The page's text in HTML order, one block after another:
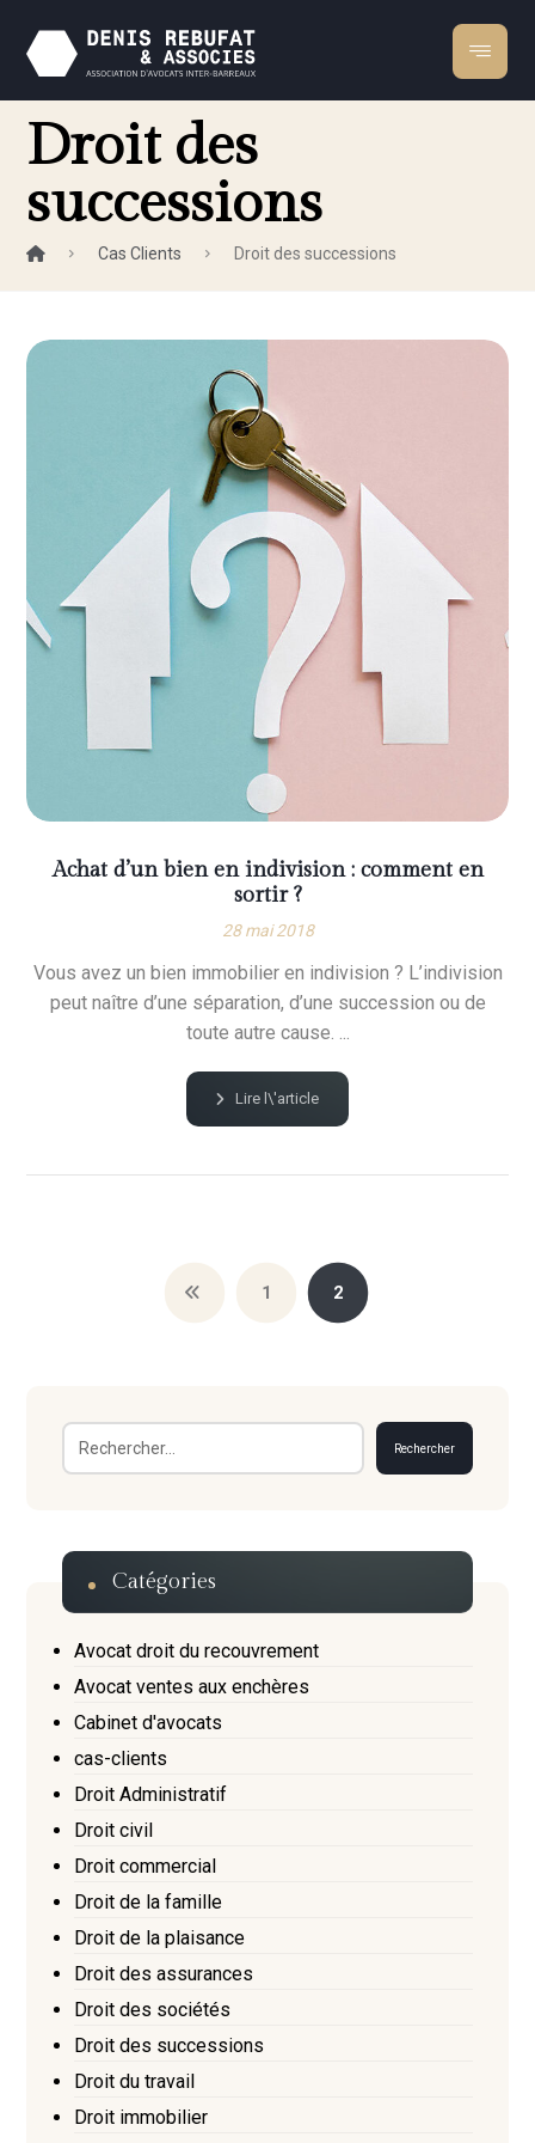
Droit des
successions
Cas Clients Droit des successions
Achat d’un bien en indivision : comment en
sortir ?
28 mai 2018
Vous avez un bien immobilier en indivision ? L’indivision
peut naître d’une séparation, d’une succession ou de
toute autre cause. ...
Lire l\'article
1 2
Rechercher
Catégories
Avocat droit du recouvrement
Avocat ventes aux enchères
Cabinet d'avocats
cas-clients
Droit Administratif
Droit civil
Droit commercial
Droit de la famille
Droit de la plaisance
Droit des assurances
Droit des sociétés
Droit des successions
Droit du travail
Droit immobilier